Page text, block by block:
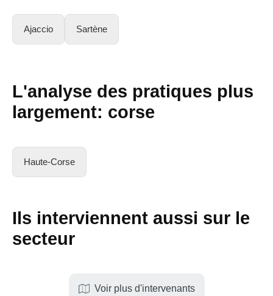
Ajaccio Sartène
L'analyse des pratiques plus
largement: corse
Haute-Corse
Ils interviennent aussi sur le
secteur
Voir plus d'intervenants